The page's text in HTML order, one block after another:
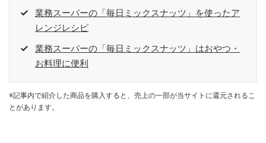
業務スーパーの「毎日ミックスナッツ」を使ったア
レンジレシピ
業務スーパーの「毎日ミックスナッツ」はおやつ・
お料理に便利
※記事内で紹介した商品を購入すると、売上の一部が当サイトに還元されるこ
とがあります。